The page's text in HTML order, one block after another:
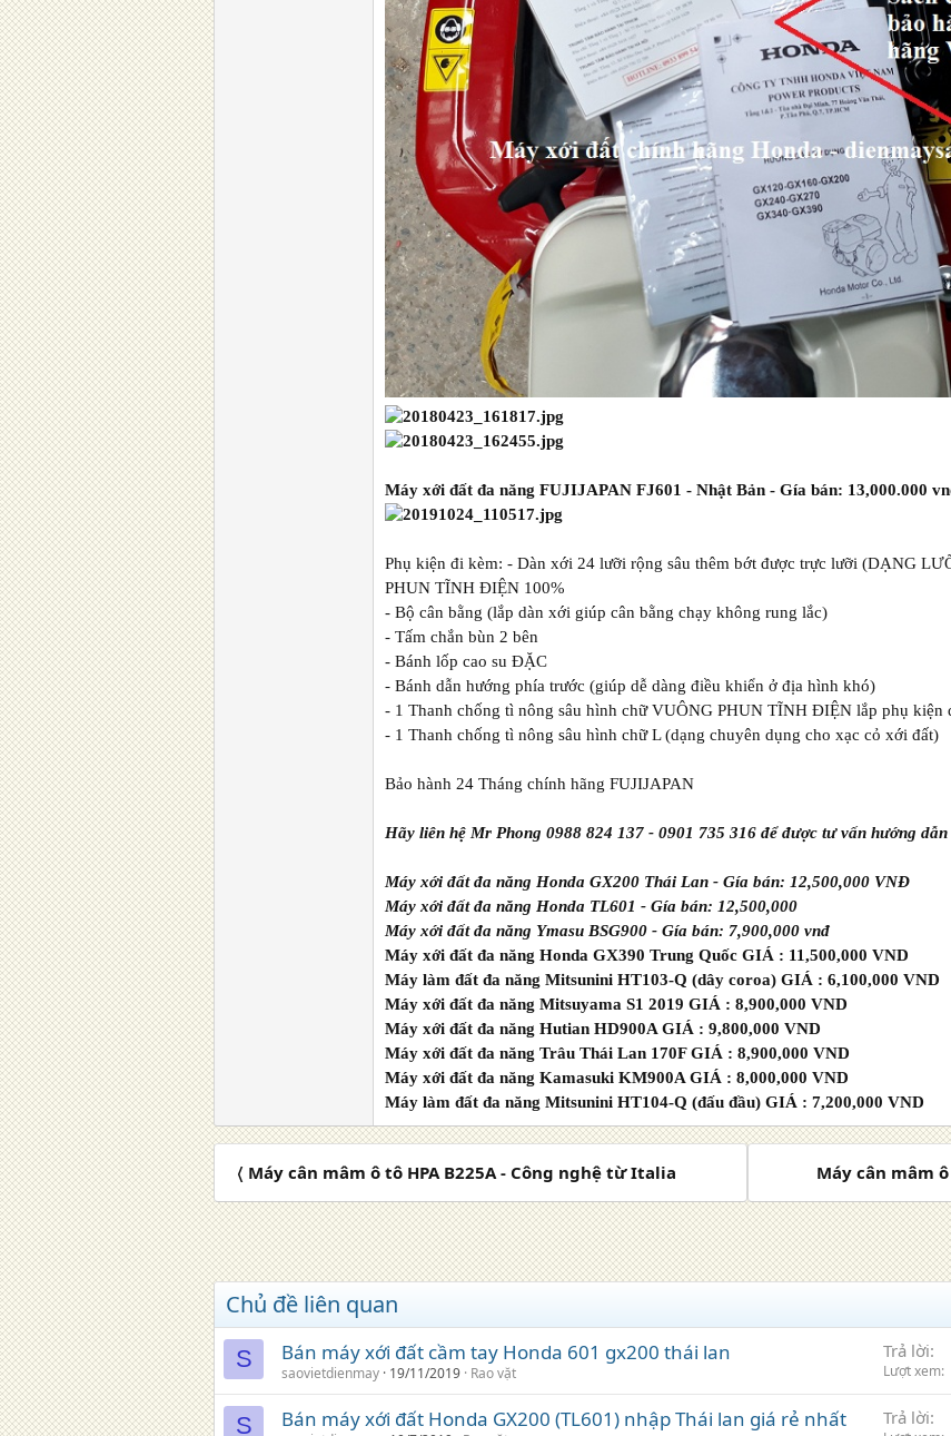
Máy xới đất đa năng FUJIJAPAN FJ601 - Nhật Bản - Gía bán: 13,000.000
Phụ kiện đi kèm: - Dàn xới 24 lưỡi rộng sâu thêm bớt được trực lưỡi (DẠNG
PHUN TĨNH ĐIỆN 100%
- Bộ cân bằng (lắp dàn xới giúp cân bằng chạy không rung lắc)
- Tấm chắn bùn 2 bên
- Bánh lốp cao su ĐẶC
- Bánh dẫn hướng phía trước (giúp dễ dàng điều khiển ở địa hình khó)
- 1 Thanh chống tì nông sâu hình chữ VUÔNG PHUN TĨNH ĐIỆN lắp phụ kiện
- 1 Thanh chống tì nông sâu hình chữ L (dạng chuyên dụng cho xạc cỏ xới đất)
Bảo hành 24 Tháng chính hãng FUJIJAPAN
Hãy liên hệ Mr Phong 0988 824 137 - 0901 735 316 để được tư vấn hướng
Máy xới đất đa năng Honda GX200 Thái Lan - Gía bán: 12,500,000 VNĐ
Máy xới đất đa năng Honda TL601 - Gía bán: 12,500,000
Máy xới đất đa năng Ymasu BSG900 - Gía bán: 7,900,000 vnđ
Máy xới đất đa năng Honda GX390 Trung Quốc GIÁ : 11,500,000 VND
Máy làm đất đa năng Mitsunini HT103-Q (dây coroa) GIÁ : 6,100,000 VND
Máy xới đất đa năng Mitsuyama S1 2019 GIÁ : 8,900,000 VND
Máy xới đất đa năng Hutian HD900A GIÁ : 9,800,000 VND
Máy xới đất đa năng Trâu Thái Lan 170F GIÁ : 8,900,000 VND
Máy xới đất đa năng Kamasuki KM900A GIÁ : 8,000,000 VND
Máy làm đất đa năng Mitsunini HT104-Q (đấu đầu) GIÁ : 7,200,000 VND
〈 Máy cân mâm ô tô HPA B225A - Công nghệ từ Italia Máy cân mâm ô
Chủ đề liên quan
S Bán máy xới đất cầm tay Honda 601 gx200 thái lan
saovietdienmay 19/11/2019 Rao vặt
Trả lời
Lượt xem
S Bán máy xới đất Honda GX200 (TL601) nhập Thái lan giá rẻ nhất Trả lời